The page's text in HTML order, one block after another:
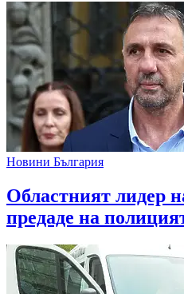
Новини България
Областният лидер
предаде на